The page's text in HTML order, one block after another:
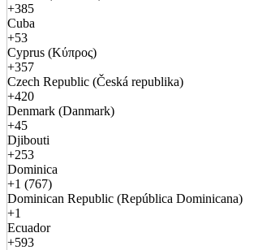
+385
Cuba
+53
Cyprus (Κύπρος)
+357
Czech Republic (Česká republika)
+420
Denmark (Danmark)
+45
Djibouti
+253
Dominica
+1 (767)
Dominican Republic (República Dominicana)
+1
Ecuador
+593